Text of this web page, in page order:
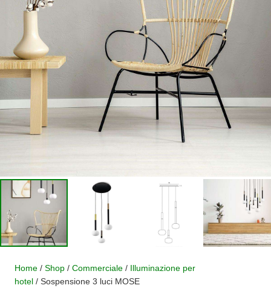
Home / Shop / Commerciale / Illuminazione per
hotel / Sospensione 3 luci MOSE